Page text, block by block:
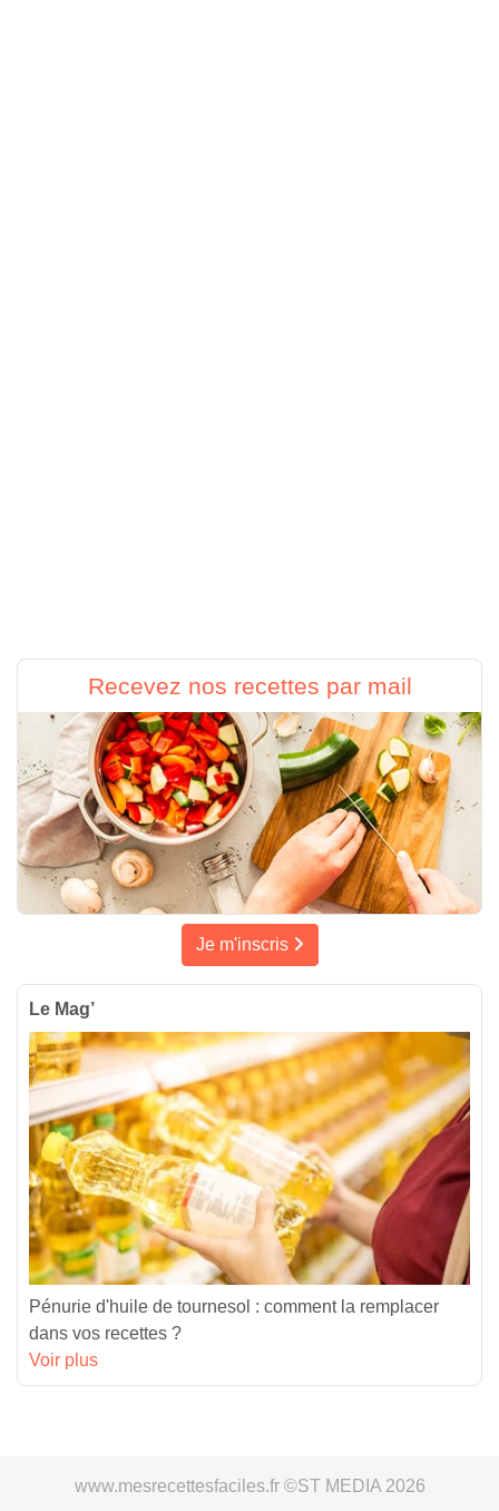
Recevez nos recettes par mail
Je m'inscris
Le Mag’
Pénurie d'huile de tournesol : comment la remplacer
dans vos recettes ?
Voir plus
www.mesrecettesfaciles.fr ©ST MEDIA 2026